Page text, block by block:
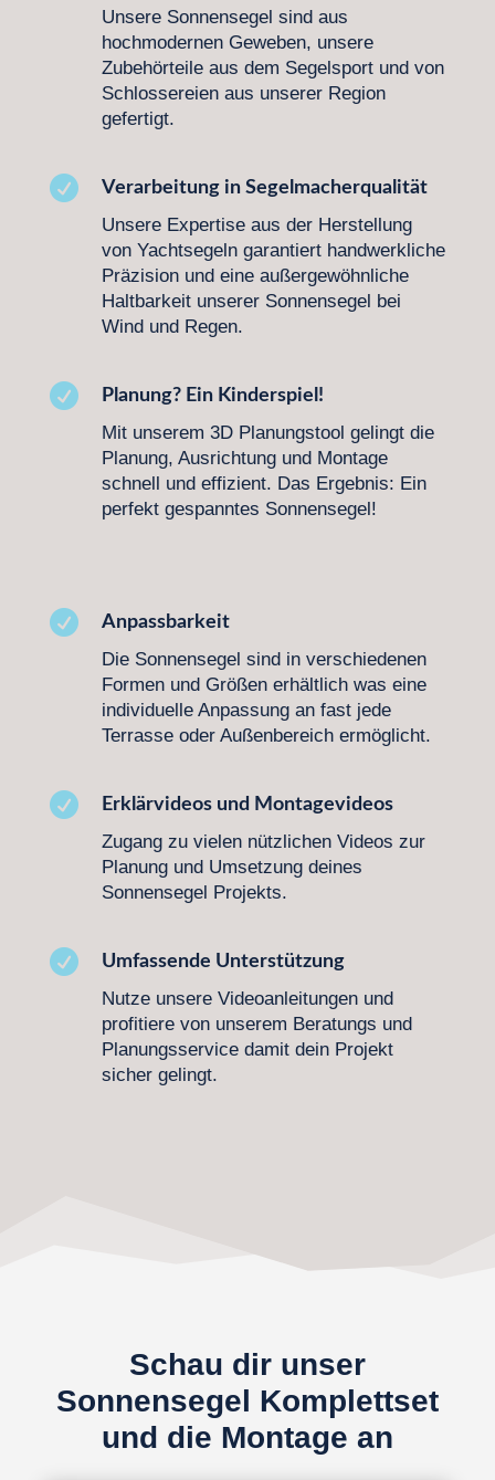
Unsere Sonnensegel sind aus
hochmodernen Geweben, unsere
Zubehörteile aus dem Segelsport und von
Schlossereien aus unserer Region
gefertigt.

Verarbeitung in Segelmacherqualität
Unsere Expertise aus der Herstellung
von Yachtsegeln garantiert handwerkliche
Präzision und eine außergewöhnliche
Haltbarkeit unserer Sonnensegel bei
Wind und Regen.

Planung? Ein Kinderspiel!
Mit unserem 3D Planungstool gelingt die
Planung, Ausrichtung und Montage
schnell und effizient. Das Ergebnis: Ein
perfekt gespanntes Sonnensegel!

Anpassbarkeit
Die Sonnensegel sind in verschiedenen
Formen und Größen erhältlich was eine
individuelle Anpassung an fast jede
Terrasse oder Außenbereich ermöglicht.

Erklärvideos und Montagevideos
Zugang zu vielen nützlichen Videos zur
Planung und Umsetzung deines
Sonnensegel Projekts.

Umfassende Unterstützung
Nutze unsere Videoanleitungen und
profitiere von unserem Beratungs und
Planungsservice damit dein Projekt
sicher gelingt.
Schau dir unser
Sonnensegel Komplettset
und die Montage an